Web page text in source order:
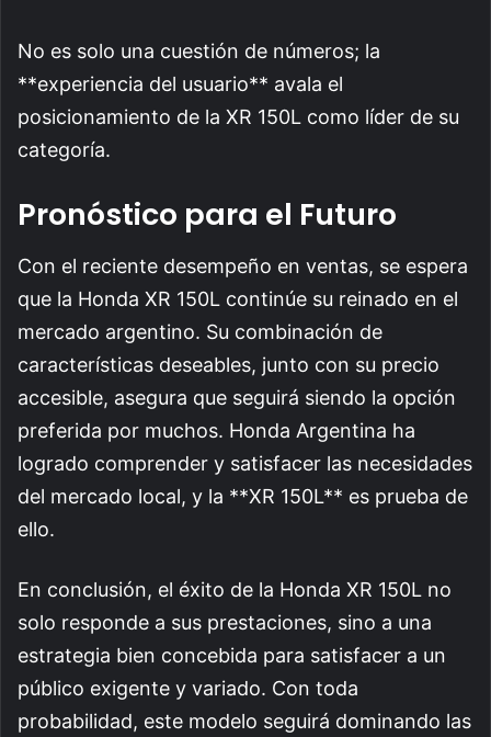
No es solo una cuestión de números; la
**experiencia del usuario** avala el
posicionamiento de la XR 150L como líder de su
categoría.
Pronóstico para el Futuro
Con el reciente desempeño en ventas, se espera
que la Honda XR 150L continúe su reinado en el
mercado argentino. Su combinación de
características deseables, junto con su precio
accesible, asegura que seguirá siendo la opción
preferida por muchos. Honda Argentina ha
logrado comprender y satisfacer las necesidades
del mercado local, y la **XR 150L** es prueba de
ello.
En conclusión, el éxito de la Honda XR 150L no
solo responde a sus prestaciones, sino a una
estrategia bien concebida para satisfacer a un
público exigente y variado. Con toda
probabilidad, este modelo seguirá dominando las